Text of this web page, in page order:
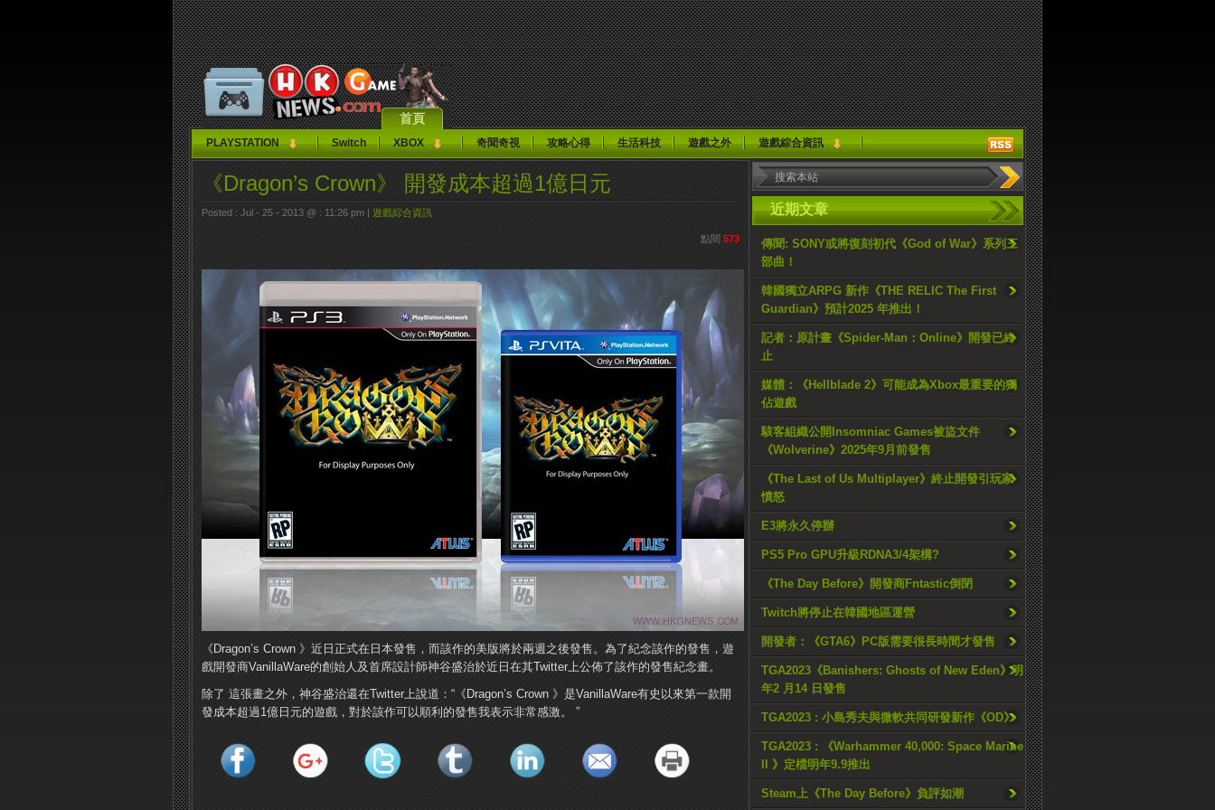
首頁
PLAYSTATION Switch XBOX 奇聞奇視 攻略心得 生活科技 遊戲之外 遊戲綜合資訊
近期文章
傳聞: SONY或將復刻初代《God of War》系列三
部曲！
韓國獨立ARPG 新作《THE RELIC The First
Guardian》預計2025 年推出！
記者：原計畫《Spider-Man：Online》開發已終
止
媒體：《Hellblade 2》可能成為Xbox最重要的獨
佔遊戲
駭客組織公開Insomniac Games被盜文件
《Wolverine》2025年9月前發售
《The Last of Us Multiplayer》終止開發引玩家
憤怒
E3將永久停辦
PS5 Pro GPU升級RDNA3/4架構?
《The Day Before》開發商Fntastic倒閉
Twitch將停止在韓國地區運營
開發者：《GTA6》PC版需要很長時間才發售
TGA2023《Banishers: Ghosts of New Eden》明
年2 月14 日發售
TGA2023 : 小島秀夫與微軟共同研發新作《OD》
TGA2023 : 《Warhammer 40,000: Space Marine
II 》定檔明年9.9推出
Steam上《The Day Before》負評如潮
《Dragon’s Crown》 開發成本超過1億日元
Posted : Jul - 25 - 2013 @ : 11:26 pm | 遊戲綜合資訊
點閱 573
《Dragon’s Crown 》近日正式在日本發售，而該作的美版將於兩週之後發售。為了紀念該作的發售，遊
戲開發商VanillaWare的創始人及首席設計師神谷盛治於近日在其Twitter上公佈了該作的發售紀念畫。
除了 這張畫之外，神谷盛治還在Twitter上說道：“《Dragon’s Crown 》是VanillaWare有史以來第一款開
發成本超過1億日元的遊戲，對於該作可以順利的發售我表示非常感激。 ”